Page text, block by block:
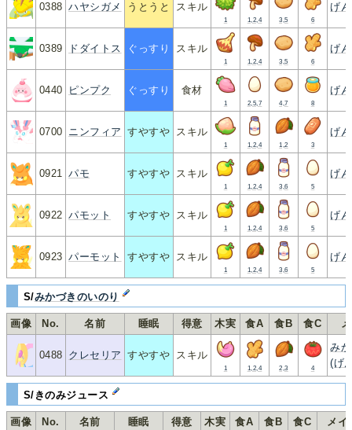
0388 ハヤシガメ うとうと スキル
1 1,2,4 3,5 6
げ
0389 ドダイトス ぐっすり スキル
1 1,2,4 3,5 6
げ
0440 ピンプク ぐっすり 食材
1 2,5,7 4,7 8
げ
0700 ニンフィア すやすや スキル
1 1,2,4 1,2 3
げ
0921 パモ すやすや スキル
1 1,2,4 3,6 5
げ
0922 パモット すやすや スキル
1 1,2,4 3,6 5
げ
0923 パーモット すやすや スキル
1 1,2,4 3,6 5
げ
S/みかづきのいのり
画像 No. 名前 睡眠 得意 木実 食A 食B 食C
0488 クレセリア すやすや スキル
1 1,2,4 2,3 4
み
(げ
S/きのみ­ジュース
画像 No. 名前 睡眠 得意 木実 食A 食B 食C メイ